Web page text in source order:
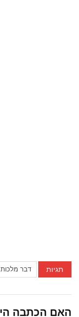
תגיות דבר מלכות
האם הכתבה